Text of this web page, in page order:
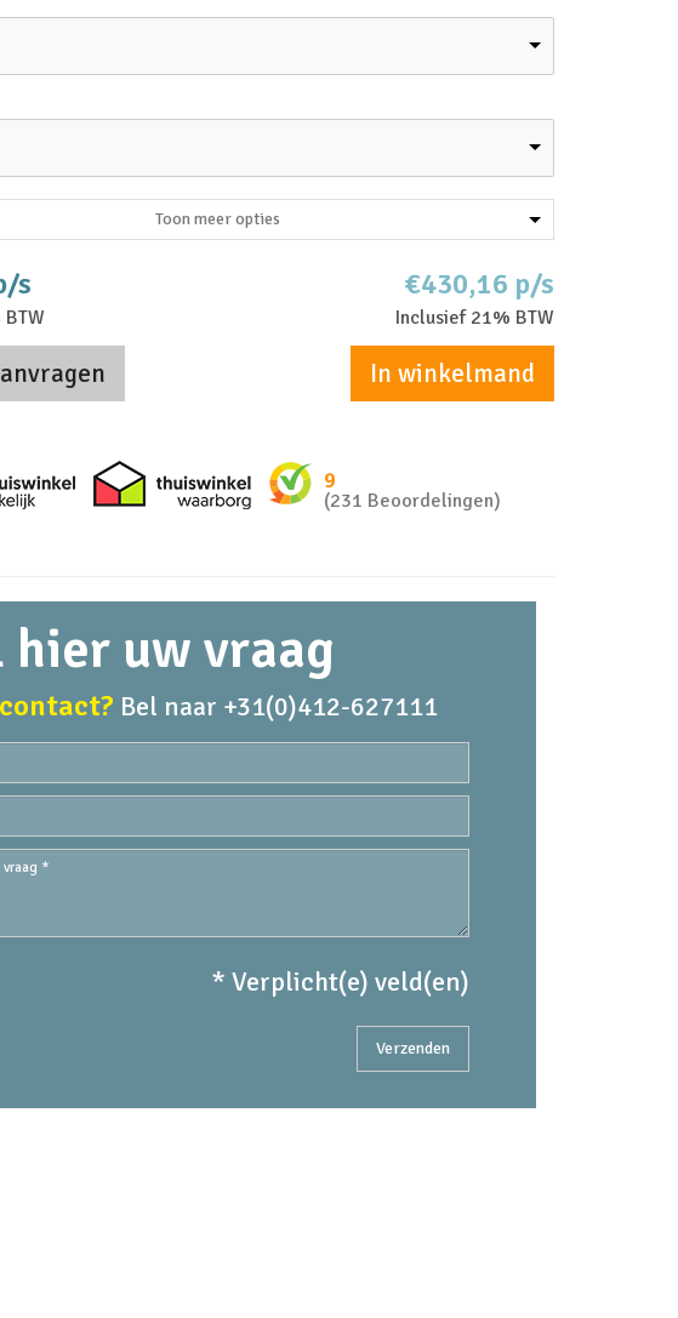
Toon meer opties
s €430,16 p/s
Inclusief 21% BTW
In winkelmand
Thuiswinkel zakelijk Thuiswinkel waarborg
9
(231 Beoordelingen)
hier uw vraag
Bel naar +31(0)412-627111
* Verplicht(e) veld(en)